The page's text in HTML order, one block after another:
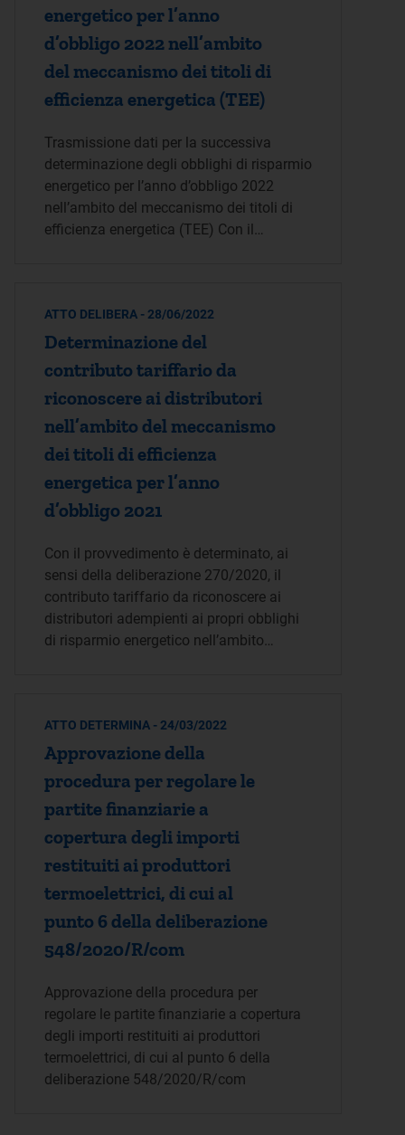
energetico per l’anno
d’obbligo 2022 nell’ambito
del meccanismo dei titoli di
efficienza energetica (TEE)
Trasmissione dati per la successiva
determinazione degli obblighi di risparmio
energetico per l’anno d’obbligo 2022
nell’ambito del meccanismo dei titoli di
efficienza energetica (TEE) Con il…
ATTO DELIBERA - 28/06/2022
Determinazione del
contributo tariffario da
riconoscere ai distributori
nell’ambito del meccanismo
dei titoli di efficienza
energetica per l’anno
d’obbligo 2021
Con il provvedimento è determinato, ai
sensi della deliberazione 270/2020, il
contributo tariffario da riconoscere ai
distributori adempienti ai propri obblighi
di risparmio energetico nell’ambito…
ATTO DETERMINA - 24/03/2022
Approvazione della
procedura per regolare le
partite finanziarie a
copertura degli importi
restituiti ai produttori
termoelettrici, di cui al
punto 6 della deliberazione
548/2020/R/com
Approvazione della procedura per
regolare le partite finanziarie a copertura
degli importi restituiti ai produttori
termoelettrici, di cui al punto 6 della
deliberazione 548/2020/R/com